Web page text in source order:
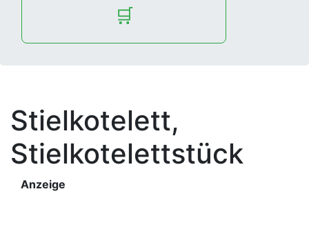
🛒
Stielkotelett,
Stielkotelettstück
Anzeige